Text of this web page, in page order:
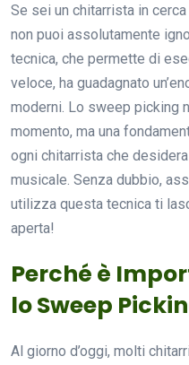
Se sei un chitarrista in cerca
non puoi assolutamente
tecnica, che permette di
veloce, ha guadagnato
moderni. Lo sweep picking
momento, ma una
ogni chitarrista che
musicale. Senza dubbio,
utilizza questa tecnica ti
aperta!
Perché è
lo Sweep
Al giorno d’oggi, molti